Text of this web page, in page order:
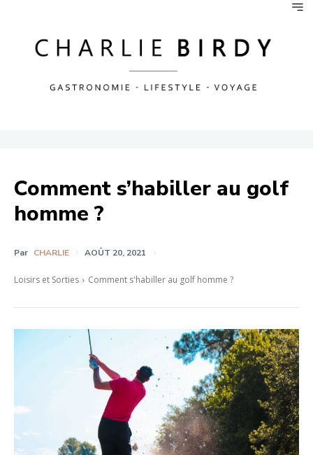
Comment s’habiller au golf
homme ?
Par CHARLIE AOÛT 20, 2021
Loisirs et Sorties Comment s'habiller au golf homme ?